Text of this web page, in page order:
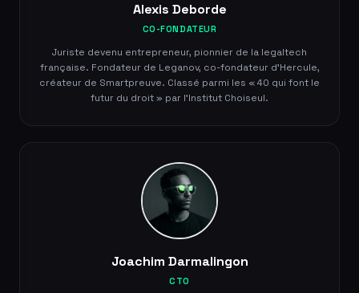
Alexis Deborde
CO-FONDATEUR
Juriste devenu entrepreneur, pionnier de la legaltech
française. Fondateur de Leganov, co-fondateur d'Hercule,
créateur de Smartpreuve. Classé parmi les « 40 qui font le
futur du droit » par l'Institut Choiseul.
Joachim Darmalingon
CTO